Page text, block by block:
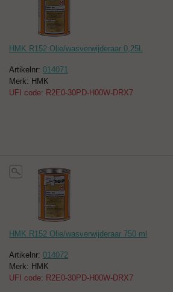
HMK R152 Olie/wasverwijderaar 0,25L
Artikelnr: 014071
Merk: HMK
UFI code: R2E0-30PD-H00W-DRX7
HMK R152 Olie/wasverwijderaar 750 ml
Artikelnr: 014072
Merk: HMK
UFI code: R2E0-30PD-H00W-DRX7